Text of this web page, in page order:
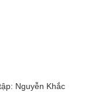
Nguyễn Khắc